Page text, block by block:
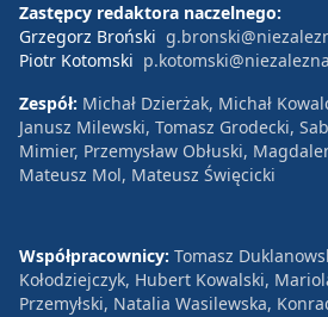
Zastępcy redaktora naczelnego:
Grzegorz Broński
Piotr Kotomski
Zespół: Michał Dzierżak, Michał
Janusz Milewski, Tomasz Grodecki,
Mimier, Przemysław Obłuski,
Mateusz Mol, Mateusz Święcicki
Współpracownicy: Tomasz
Kołodziejczyk, Hubert Kowalski,
Przemyłski, Natalia Wasilewska,